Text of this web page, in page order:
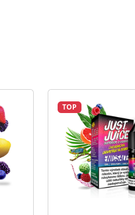
TOP